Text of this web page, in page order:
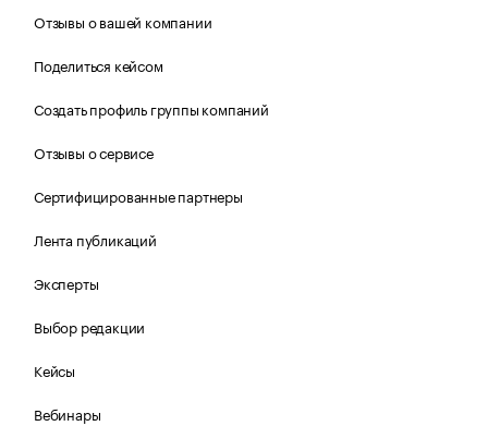
Отзывы о вашей компании
Поделиться кейсом
Создать профиль группы компаний
Отзывы о сервисе
Сертифицированные партнеры
Лента публикаций
Эксперты
Выбор редакции
Кейсы
Вебинары